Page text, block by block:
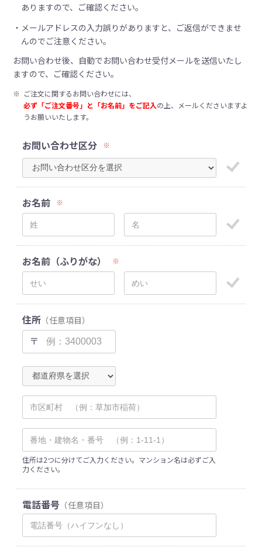
ありますので、ご確認ください。
メールアドレスの入力誤りがありますと、ご返信ができませ
んのでご注意ください。
お問い合わせ後、自動でお問い合わせ受付メールを送信いたし
ますので、ご確認ください。
※ ご注文に関するお問い合わせには、
必ず「ご注文番号」と「お名前」をご記入の上、メールくださいますよ
うお願いいたします。
お問い合わせ区分 ※
お名前 ※
お名前（ふりがな） ※
住所 （任意項目）
〒
住所は2つに分けてご入力ください。マンション名は必ずご入
力ください。
電話番号 （任意項目）